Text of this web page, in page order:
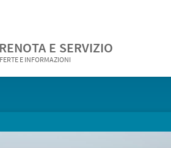
E SERVIZIO
E INFORMAZIONI